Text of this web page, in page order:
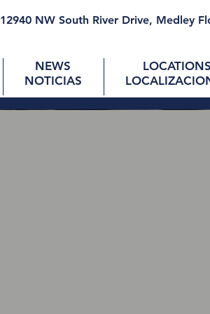
12940 NW South River Drive, Medley
NEWS
NOTICIAS